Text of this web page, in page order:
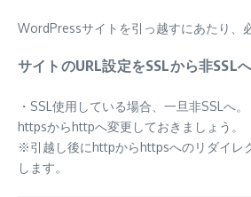
WordPressサイトを引っ越すにあたり、
サイトのURL設定をSSLから非SSLへ
・SSL使用している場合、一旦非SSLへ。
httpsからhttpへ変更しておきましょう。
※引越し後にhttpからhttpsへのリダイレ
します。